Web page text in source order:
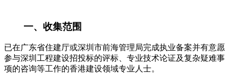
一、收集范围
已在广东省住建厅或深圳市前海管理局完成执业备案并有意愿
参与深圳工程建设招投标的评标、专业技术论证及复杂疑难事
项的咨询等工作的香港建设领域专业人士。